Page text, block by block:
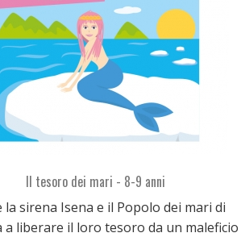
Il tesoro dei mari - 8-9 anni
la sirena Isena e il Popolo dei mari di
a liberare il loro tesoro da un maleficio